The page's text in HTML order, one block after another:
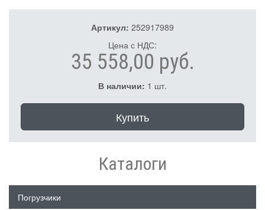
Артикул: 252917989
Цена с НДС:
35 558,00 руб.
В наличии: 1 шт.
Купить
Каталоги
Погрузчики